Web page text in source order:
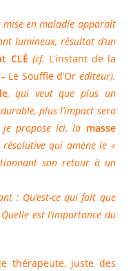
mise en maladie apparaît
lumineux, résultat d’un
CLÉ (cf. L’instant de la
Le Souffle d’Or éditeur).
, qui veut que plus un
plus l’impact sera
je propose ici, la masse
qui amène le «
son retour à un
: Qu’est-ce qui fait que
est l’importance du
thérapeute, juste des